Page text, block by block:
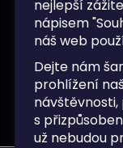
nejlepší
nápisem
náš web
Dejte nám
prohlížení
s
už nebudou
O nás
Ochrana
Často
Ukládání
Kontakty